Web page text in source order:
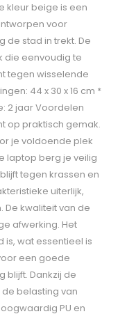
kleur beige is een
voor
de stad in trekt. De
die eenvoudig te
tegen wisselende
44 x 30 x 16 cm *
2 jaar Voordelen
op praktisch gemak.
je voldoende plek
laptop berg je veilig
tegen krassen en
uiterlijk,
De kwaliteit van de
afwerking. Het
wat essentieel is
een goede
blijft. Dankzij de
belasting van
PU en